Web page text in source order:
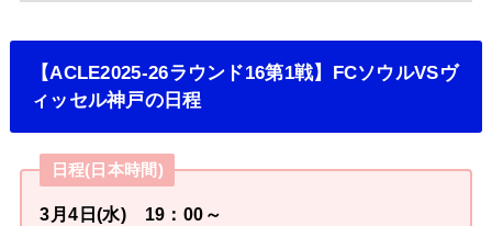
【ACLE2025-26ラウンド16第1戦】FCソウルVSヴ
ィッセル神戸の日程
日程(日本時間)
3月4日(水) 19：00～